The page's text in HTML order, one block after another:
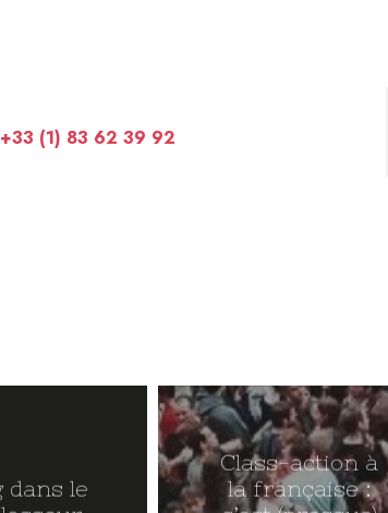
+33 (1) 83 62 39 92
dans le
Class-action à
la française :